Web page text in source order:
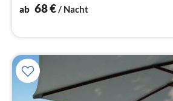
ab 68€/ Nacht